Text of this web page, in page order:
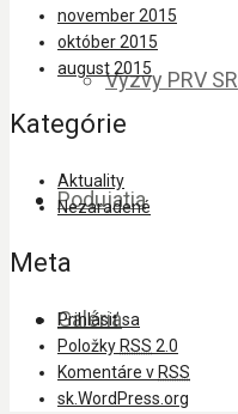
Výzvy PRV SR
Podujatia
Galéria
november 2015
október 2015
august 2015
Kategórie
Aktuality
Nezaradené
Meta
Prihlásiť sa
Položky RSS 2.0
Komentáre v RSS
sk.WordPress.org